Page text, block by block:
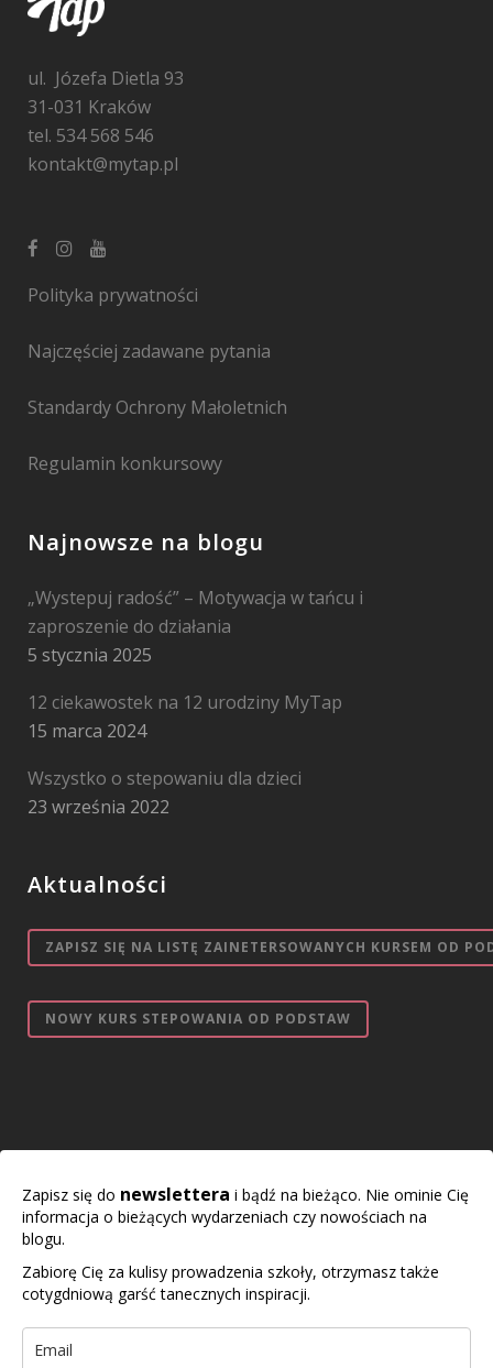
ul. Józefa Dietla 93
31-031 Kraków
tel. 534 568 546
kontakt@mytap.pl
Polityka prywatności
Najczęściej zadawane pytania
Standardy Ochrony Małoletnich
Regulamin konkursowy
Najnowsze na blogu
„Wystepuj radość” – Motywacja w tańcu i
zaproszenie do działania
5 stycznia 2025
12 ciekawostek na 12 urodziny MyTap
15 marca 2024
Wszystko o stepowaniu dla dzieci
23 września 2022
Aktualności
ZAPISZ SIĘ NA LISTĘ ZAINETERSOWANYCH KURSEM OD
NOWY KURS STEPOWANIA OD PODSTAW
Zapisz się do newslettera i bądź na bieżąco. Nie ominie Cię
informacja o bieżących wydarzeniach czy nowościach na
blogu.
Zabiorę Cię za kulisy prowadzenia szkoły, otrzymasz także
cotygdniową garść tanecznych inspiracji.